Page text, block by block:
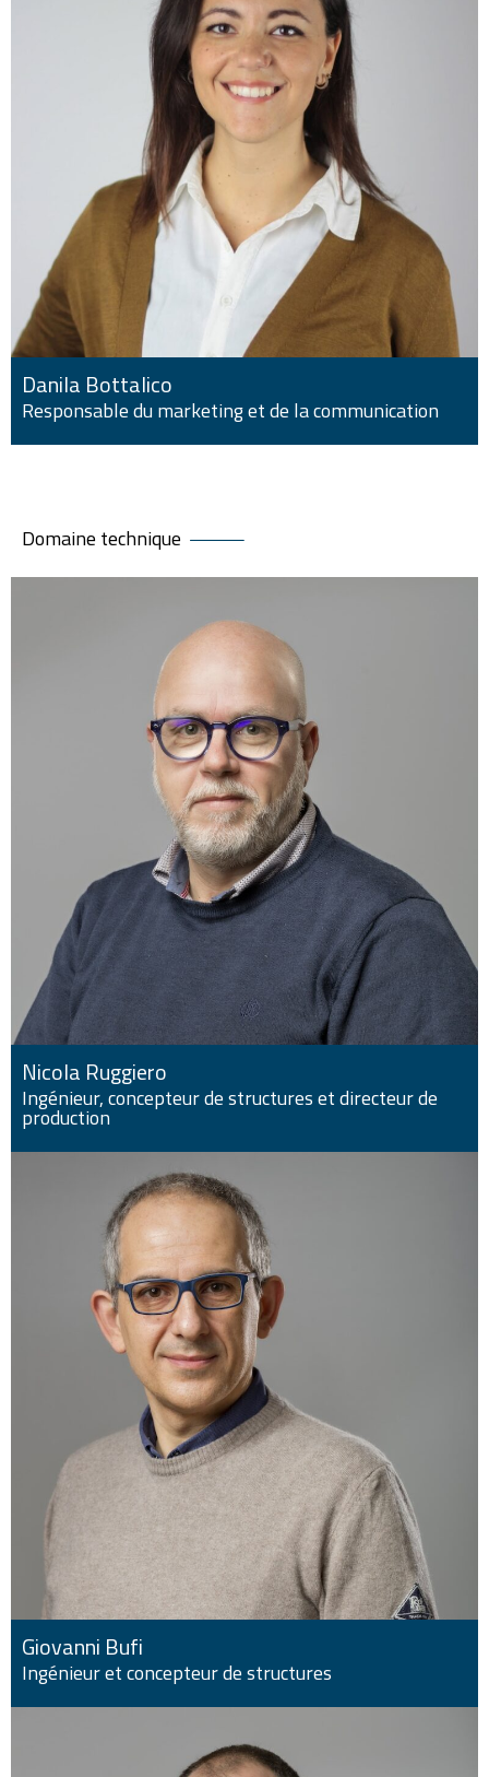
Danila Bottalico
Responsable du marketing et de la communication
Domaine technique
Nicola Ruggiero
Ingénieur, concepteur de structures et directeur de
production
Giovanni Bufi
Ingénieur et concepteur de structures